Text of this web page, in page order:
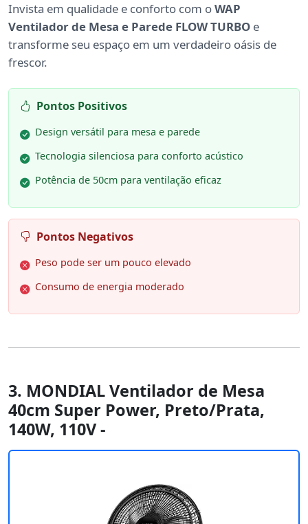
Invista em qualidade e conforto com oWAP
Ventilador de Mesa e Parede FLOW TURBO e
transforme seu espaço em um verdadeiro oásis de
frescor.
Pontos Positivos
Design versátil para mesa e parede
Tecnologia silenciosa para conforto acústico
Potência de 50cm para ventilação eficaz
Pontos Negativos
Peso pode ser um pouco elevado
Consumo de energia moderado
3. MONDIAL Ventilador de Mesa
40cm Super Power, Preto/Prata,
140W, 110V -